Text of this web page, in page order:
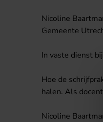
Nicoline
Gemeente
In vaste dienst
Hoe de
halen. Als
Nicoline